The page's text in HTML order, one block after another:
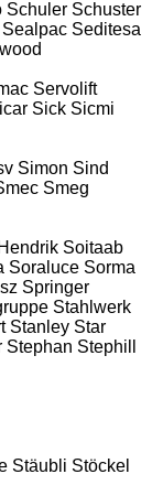
Schuler Schuster
Sealpac Seditesa
Servolift
Sick Sicmi
Simon Sind
Smeg
Soitaab
Soraluce Sorma
Springer
Stahlwerk
Stanley Star
Stephan Stephill
Stäubli Stöckel